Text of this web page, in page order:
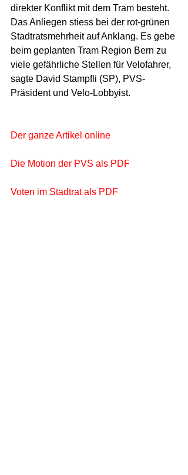
direkter Konflikt mit dem Tram besteht.
Das Anliegen stiess bei der rot-grünen
Stadtratsmehrheit auf Anklang. Es gebe
beim geplanten Tram Region Bern zu
viele gefährliche Stellen für Velofahrer,
sagte David Stampfli (SP), PVS-
Präsident und Velo-Lobbyist.
Der ganze Artikel online
Die Motion der PVS als PDF
Voten im Stadtrat als PDF